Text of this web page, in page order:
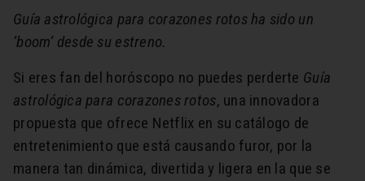
Guía astrológica para corazones rotos ha sido un
‘boom’ desde su estreno.
Si eres fan del horóscopo no puedes perderte Guía
astrológica para corazones rotos, una innovadora
propuesta que ofrece Netflix en su catálogo de
entretenimiento que está causando furor, por la
manera tan dinámica, divertida y ligera en la que se